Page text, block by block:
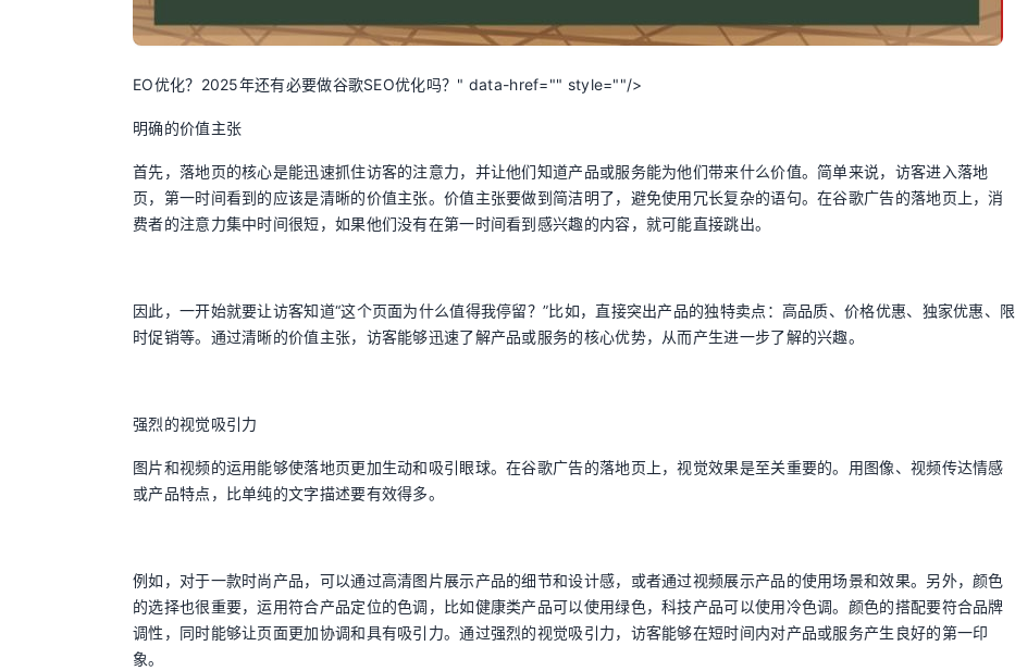
EO优化？2025年还有必要做谷歌SEO优化吗？" data-href="" style=""/>
明确的价值主张
首先，落地页的核心是能迅速抓住访客的注意力，并让他们知道产品或服务能为他们带来什么价值。简单来说，访客进入落地
页，第一时间看到的应该是清晰的价值主张。价值主张要做到简洁明了，避免使用冗长复杂的语句。在谷歌广告的落地页上，消
费者的注意力集中时间很短，如果他们没有在第一时间看到感兴趣的内容，就可能直接跳出。
因此，一开始就要让访客知道“这个页面为什么值得我停留？”比如，直接突出产品的独特卖点：高品质、价格优惠、独家优惠、限
时促销等。通过清晰的价值主张，访客能够迅速了解产品或服务的核心优势，从而产生进一步了解的兴趣。
强烈的视觉吸引力
图片和视频的运用能够使落地页更加生动和吸引眼球。在谷歌广告的落地页上，视觉效果是至关重要的。用图像、视频传达情感
或产品特点，比单纯的文字描述要有效得多。
例如，对于一款时尚产品，可以通过高清图片展示产品的细节和设计感，或者通过视频展示产品的使用场景和效果。另外，颜色
的选择也很重要，运用符合产品定位的色调，比如健康类产品可以使用绿色，科技产品可以使用冷色调。颜色的搭配要符合品牌
调性，同时能够让页面更加协调和具有吸引力。通过强烈的视觉吸引力，访客能够在短时间内对产品或服务产生良好的第一印
象。